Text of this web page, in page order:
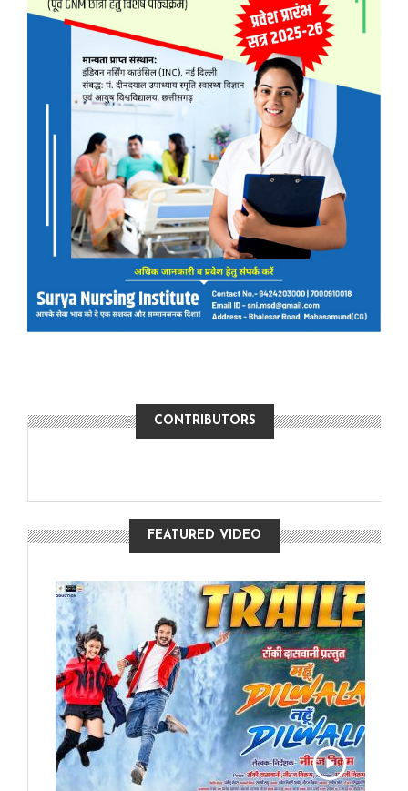
CONTRIBUTORS
FEATURED VIDEO